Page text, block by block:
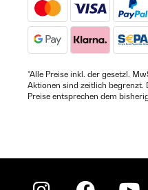
*Alle Preise inkl. der gesetzl.
Aktionen sind zeitlich begrenzt.
Preise entsprechen dem